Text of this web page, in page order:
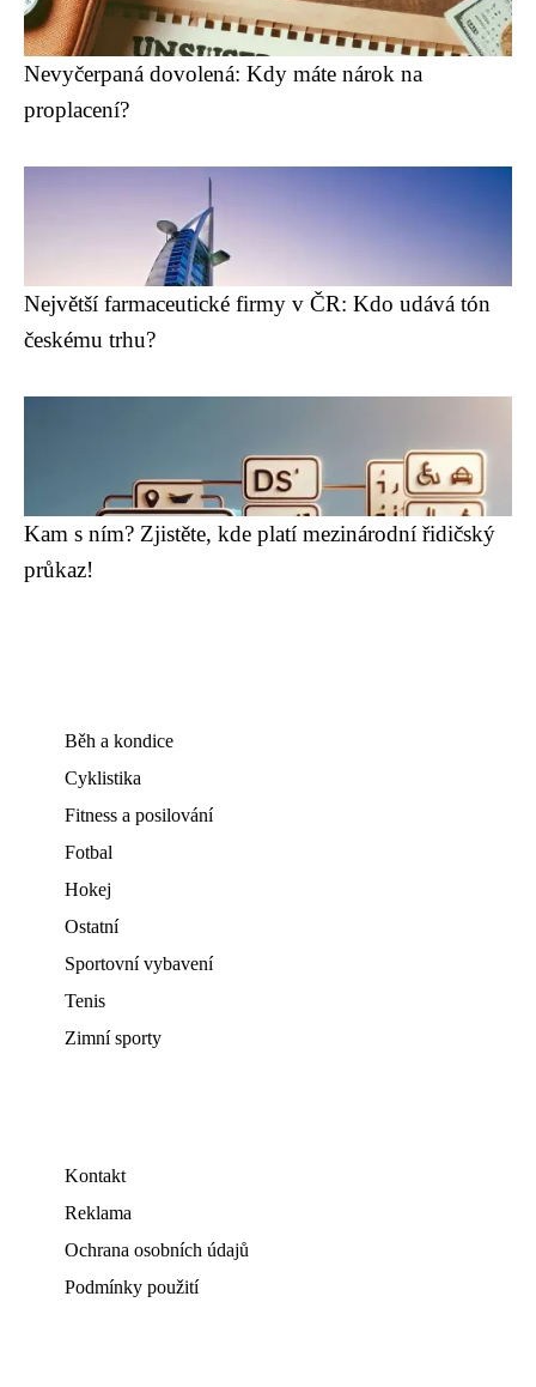
Nevyčerpaná dovolená: Kdy máte nárok na
proplacení?
Největší farmaceutické firmy v ČR: Kdo udává tón
českému trhu?
Kam s ním? Zjistěte, kde platí mezinárodní řidičský
průkaz!
Běh a kondice
Cyklistika
Fitness a posilování
Fotbal
Hokej
Ostatní
Sportovní vybavení
Tenis
Zimní sporty
Kontakt
Reklama
Ochrana osobních údajů
Podmínky použití